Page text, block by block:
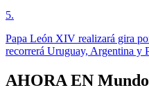
5.
Papa León XIV realizará gira
recorrerá Uruguay, Argentina y
AHORA EN Mundo